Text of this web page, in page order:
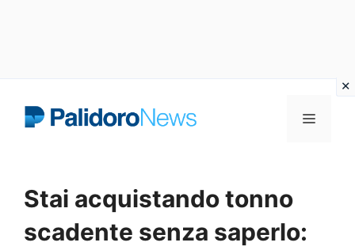
Menu
Stai acquistando tonno
scadente senza saperlo: